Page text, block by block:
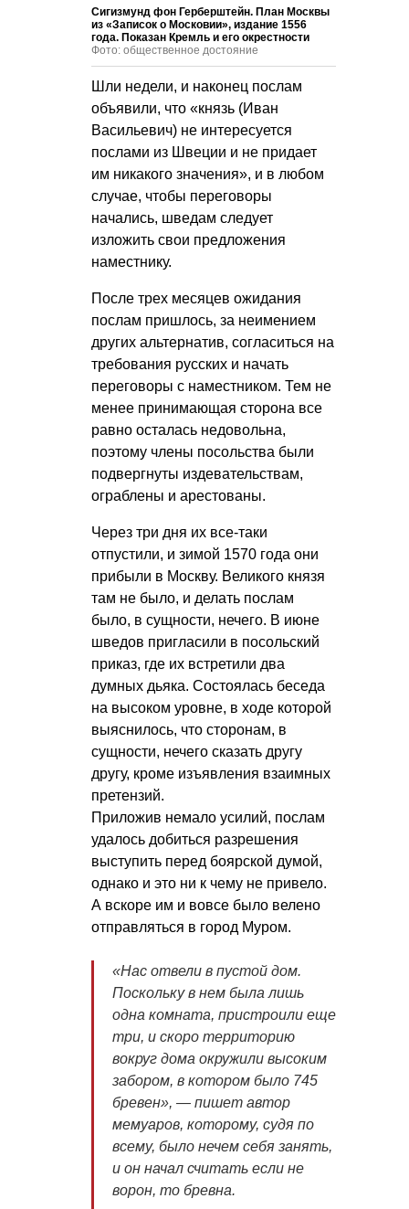
Сигизмунд фон Герберштейн. План Москвы
из «Записок о Московии», издание 1556
года. Показан Кремль и его окрестности
Фото: общественное достояние
Шли недели, и наконец послам
объявили, что «князь (Иван
Васильевич) не интересуется
послами из Швеции и не придает
им никакого значения», и в любом
случае, чтобы переговоры
начались, шведам следует
изложить свои предложения
наместнику.
После трех месяцев ожидания
послам пришлось, за неимением
других альтернатив, согласиться на
требования русских и начать
переговоры с наместником. Тем не
менее принимающая сторона все
равно осталась недовольна,
поэтому члены посольства были
подвергнуты издевательствам,
ограблены и арестованы.
Через три дня их все-таки
отпустили, и зимой 1570 года они
прибыли в Москву. Великого князя
там не было, и делать послам
было, в сущности, нечего. В июне
шведов пригласили в посольский
приказ, где их встретили два
думных дьяка. Состоялась беседа
на высоком уровне, в ходе которой
выяснилось, что сторонам, в
сущности, нечего сказать другу
другу, кроме изъявления взаимных
претензий.
Приложив немало усилий, послам
удалось добиться разрешения
выступить перед боярской думой,
однако и это ни к чему не привело.
А вскоре им и вовсе было велено
отправляться в город Муром.
«Нас отвели в пустой дом.
Поскольку в нем была лишь
одна комната, пристроили еще
три, и скоро территорию
вокруг дома окружили высоким
забором, в котором было 745
бревен», — пишет автор
мемуаров, которому, судя по
всему, было нечем себя занять,
и он начал считать если не
ворон, то бревна.